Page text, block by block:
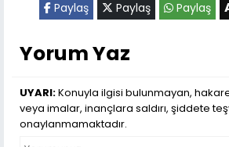
Paylaş Paylaş Paylaş
Yorum Yaz
UYARI:Konuyla ilgisi bulunmayan,
veya imalar, inançlara saldırı, şiddete
onaylanmamaktadır.